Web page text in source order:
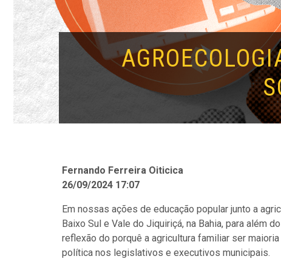
Fernando Ferreira Oiticica
26/09/2024 17:07
Em nossas ações de educação popular junto a
Baixo Sul e Vale do Jiquiriçá, na Bahia, para além
reflexão do porquê a agricultura familiar ser
política nos legislativos e executivos municipais.